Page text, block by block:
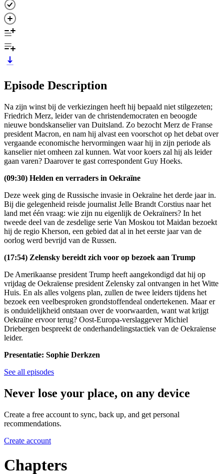
Episode Description
Na zijn winst bij de verkiezingen heeft hij bepaald niet stilgezeten;
Friedrich Merz, leider van de christendemocraten en beoogde
nieuwe bondskanselier van Duitsland. Zo bezocht Merz de Franse
president Macron, en nam hij alvast een voorschot op het debat over
vergaande economische hervormingen waar hij in zijn periode als
kanselier niet omheen zal kunnen. Wat voor koers zal hij als leider
gaan varen? Daarover te gast correspondent Guy Hoeks.
(09:30) Helden en verraders in Oekraïne
Deze week ging de Russische invasie in Oekraïne het derde jaar in.
Bij die gelegenheid reisde journalist Jelle Brandt Corstius naar het
land met één vraag: wie zijn nu eigenlijk de Oekraïners? In het
tweede deel van de zesdelige serie Van Moskou tot Maidan bezoekt
hij de regio Kherson, een gebied dat al in het eerste jaar van de
oorlog werd bevrijd van de Russen.
(17:54) Zelensky bereidt zich voor op bezoek aan Trump
De Amerikaanse president Trump heeft aangekondigd dat hij op
vrijdag de Oekraïense president Zelensky zal ontvangen in het Witte
Huis. En als alles volgens plan, zullen de twee leiders tijdens het
bezoek een veelbesproken grondstoffendeal ondertekenen. Maar er
is onduidelijkheid ontstaan over de voorwaarden, want wat krijgt
Oekraïne ervoor terug? Oost-Europa-verslaggever Michiel
Driebergen bespreekt de onderhandelingstactiek van de Oekraïense
leider.
Presentatie: Sophie Derkzen
See all episodes
Never lose your place, on any device
Create a free account to sync, back up, and get personal
recommendations.
Create account
Chapters